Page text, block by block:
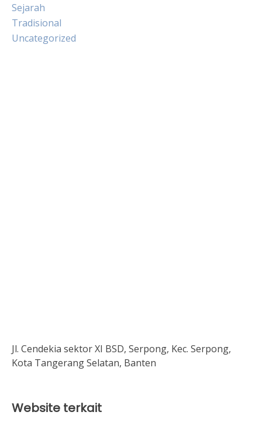
Sejarah
Tradisional
Uncategorized
Jl. Cendekia sektor XI BSD, Serpong, Kec. Serpong,
Kota Tangerang Selatan, Banten
Website terkait